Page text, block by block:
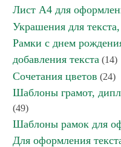
Лист А4 для
Украшения для
Рамки с днем
добавления текста (14)
Сочетания цветов (24)
Шаблоны грамот,
(49)
Шаблоны рамок для
Для оформления